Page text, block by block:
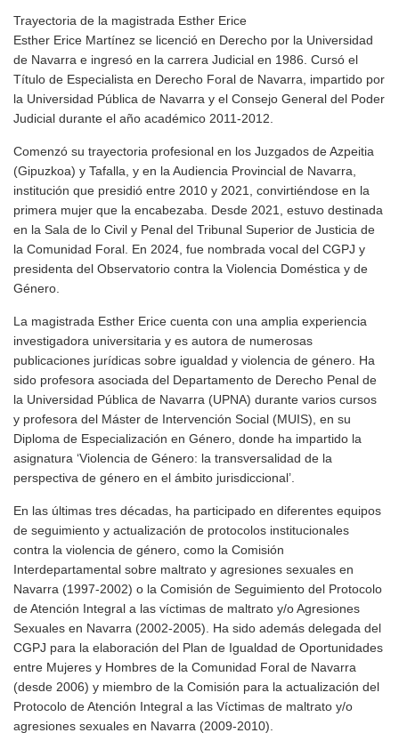
Trayectoria de la magistrada Esther Erice
Esther Erice Martínez se licenció en Derecho por la Universidad
de Navarra e ingresó en la carrera Judicial en 1986. Cursó el
Título de Especialista en Derecho Foral de Navarra, impartido por
la Universidad Pública de Navarra y el Consejo General del Poder
Judicial durante el año académico 2011-2012.
Comenzó su trayectoria profesional en los Juzgados de Azpeitia
(Gipuzkoa) y Tafalla, y en la Audiencia Provincial de Navarra,
institución que presidió entre 2010 y 2021, convirtiéndose en la
primera mujer que la encabezaba. Desde 2021, estuvo destinada
en la Sala de lo Civil y Penal del Tribunal Superior de Justicia de
la Comunidad Foral. En 2024, fue nombrada vocal del CGPJ y
presidenta del Observatorio contra la Violencia Doméstica y de
Género.
La magistrada Esther Erice cuenta con una amplia experiencia
investigadora universitaria y es autora de numerosas
publicaciones jurídicas sobre igualdad y violencia de género. Ha
sido profesora asociada del Departamento de Derecho Penal de
la Universidad Pública de Navarra (UPNA) durante varios cursos
y profesora del Máster de Intervención Social (MUIS), en su
Diploma de Especialización en Género, donde ha impartido la
asignatura ‘Violencia de Género: la transversalidad de la
perspectiva de género en el ámbito jurisdiccional’.
En las últimas tres décadas, ha participado en diferentes equipos
de seguimiento y actualización de protocolos institucionales
contra la violencia de género, como la Comisión
Interdepartamental sobre maltrato y agresiones sexuales en
Navarra (1997-2002) o la Comisión de Seguimiento del Protocolo
de Atención Integral a las víctimas de maltrato y/o Agresiones
Sexuales en Navarra (2002-2005). Ha sido además delegada del
CGPJ para la elaboración del Plan de Igualdad de Oportunidades
entre Mujeres y Hombres de la Comunidad Foral de Navarra
(desde 2006) y miembro de la Comisión para la actualización del
Protocolo de Atención Integral a las Víctimas de maltrato y/o
agresiones sexuales en Navarra (2009-2010).